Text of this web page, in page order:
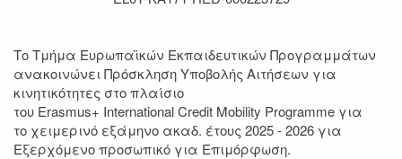
Το Τμήμα Ευρωπαϊκών Εκπαιδευτικών Προγραμμάτων
ανακοινώνει Πρόσκληση Υποβολής Αιτήσεων για
κινητικότητες στο πλαίσιο
του Erasmus+ International Credit Mοbility Programme για
το χειμερινό εξάμηνο ακαδ. έτους 2025 - 2026 για
Εξερχόμενο προσωπικό για Επιμόρφωση.